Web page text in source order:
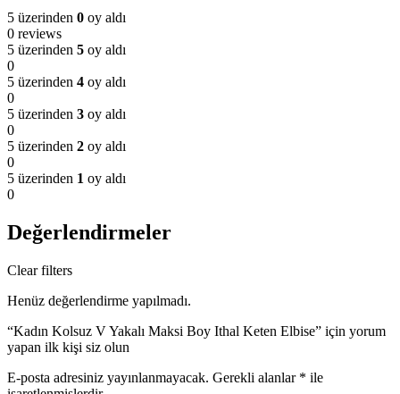
5 üzerinden 0 oy aldı
0 reviews
5 üzerinden 5 oy aldı
0
5 üzerinden 4 oy aldı
0
5 üzerinden 3 oy aldı
0
5 üzerinden 2 oy aldı
0
5 üzerinden 1 oy aldı
0
Değerlendirmeler
Clear filters
Henüz değerlendirme yapılmadı.
“Kadın Kolsuz V Yakalı Maksi Boy Ithal Keten Elbise” için yorum
yapan ilk kişi siz olun
E-posta adresiniz yayınlanmayacak. Gerekli alanlar * ile